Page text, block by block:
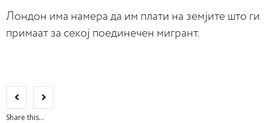
Лондон има намера да им плати на земјите што ги
примаат за секој поединечен мигрант.
Share this...